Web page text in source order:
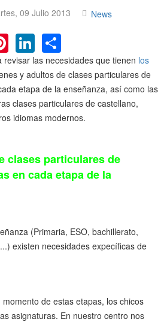
09 Julio 2013 News
Pi
nt
er
e
st
Li
n
k
e
dI
h
ar
e
las necesidades que tienen los
y adultos de clases particulares de
etapa de la enseñanza, así como las
clases particulares de castellano,
idiomas modernos.
clases particulares de
en cada etapa de la
(Primaria, ESO, bachillerato,
existen necesidades expecíficas de
de estas etapas, los chicos
asignaturas. En nuestro centro nos